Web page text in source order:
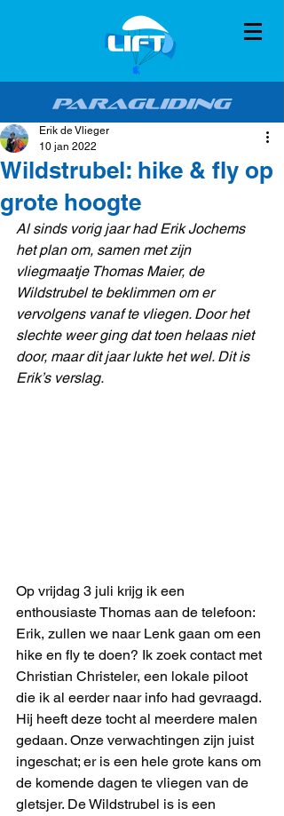
Wildstrubel: hike & fly op
grote hoogte
Erik de Vlieger
10 jan 2022
Al sinds vorig jaar had Erik Jochems
het plan om, samen met zijn
vliegmaatje Thomas Maier, de
Wildstrubel te beklimmen om er
vervolgens vanaf te vliegen. Door het
slechte weer ging dat toen helaas niet
door, maar dit jaar lukte het wel. Dit is
Erik’s verslag.
Op vrijdag 3 juli krijg ik een
enthousiaste Thomas aan de telefoon:
Erik, zullen we naar Lenk gaan om een
hike en fly te doen? Ik zoek contact met
Christian Christeler, een lokale piloot
die ik al eerder naar info had gevraagd.
Hij heeft deze tocht al meerdere malen
gedaan. Onze verwachtingen zijn juist
ingeschat; er is een hele grote kans om
de komende dagen te vliegen van de
gletsjer. De Wildstrubel is is een